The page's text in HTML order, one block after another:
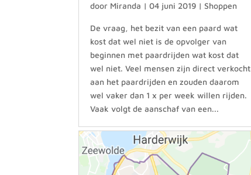
door Miranda | 04 juni 2019 | Shoppen
De vraag, het bezit van een paard wat
kost dat wel niet is de opvolger van
beginnen met paardrijden wat kost dat
wel niet. Veel mensen zijn direct verkocht
aan het paardrijden en zouden daarom
wel vaker dan 1 x per week willen rijden.
Vaak volgt de aanschaf van een...